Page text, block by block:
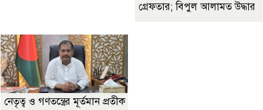
গ্রেফতার; বিপুল আলামত উদ্ধার
নেতৃত্ব ও গণতন্ত্রের মূর্তমান প্রতীক